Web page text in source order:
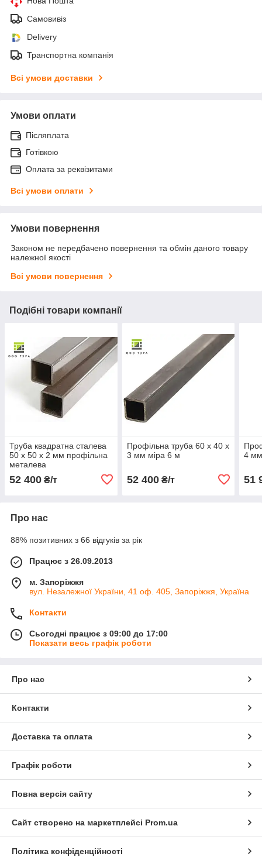
Самовивіз
Delivery
Транспортна компанія
Всі умови доставки
Умови оплати
Післяплата
Готівкою
Оплата за реквізитами
Всі умови оплати
Умови повернення
Законом не передбачено повернення та обмін даного товару
належної якості
Всі умови повернення
Подібні товари компанії
Труба квадратна сталева
50 х 50 х 2 мм профільна
металева
52 400 ₴/т
Профільна труба 60 х 40 х
3 мм міра 6 м
52 400₴/т
4
51
Про нас
88% позитивних з 66 відгуків за рік
Працює з 26.09.2013
м. Запоріжжя
вул. Незалежної України, 41 оф. 405, Запоріжжя, Україна
Контакти
Сьогодні працює з 09:00 до 17:00
Показати весь графік роботи
Про нас
Контакти
Доставка та оплата
Графік роботи
Повна версія сайту
Сайт створено на маркетплейсі Prom.ua
Політика конфіденційності